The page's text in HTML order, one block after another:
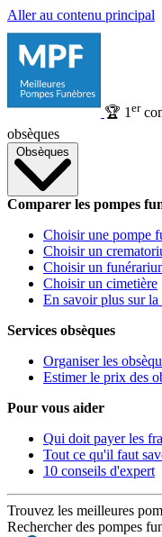
Aller au contenu principal
🏆 1 er
obsèques
Obsèques
Comparer les pompes
Choisir une pompe
Choisir un
Choisir un
Choisir un cimetière
En savoir plus sur
Services obsèques
Organiser les
Estimer le prix des
Pour vous aider
Qui doit payer les
Tout ce qu'il faut
10 conseils d'expert
Trouvez les meilleures
Rechercher des pompes